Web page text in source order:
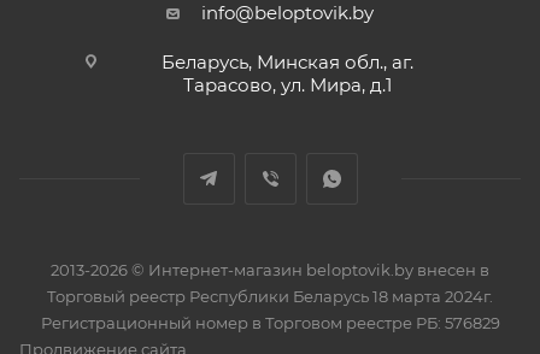
info@beloptovik.by
Беларусь, Минская обл., аг.
Тарасово, ул. Мира, д.1
2013-2026 © Интернет-магазин beloptovik.by внесен в
Торговый реестр Республики Беларусь 18 марта 2024г.
Регистрационный номер в Торговом реестре РБ: 576829
Продвижение сайта